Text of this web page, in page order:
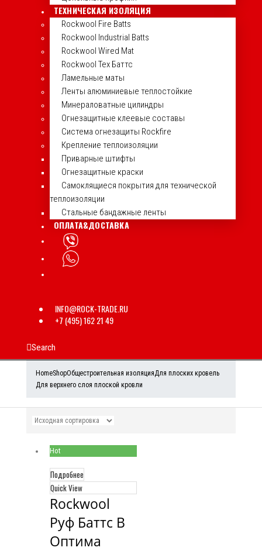
ТЕХНИЧЕСКАЯ ИЗОЛЯЦИЯ
Rockwool Fire Batts
Rockwool Industrial Batts
Rockwool Wired Mat
Rockwool Тех Баттс
Ламельные маты
Ленты алюминиевые теплостойкие
Минераловатные цилиндры
Огнезащитные клеевые составы
Система огнезащиты Rockfire
Крепление теплоизоляции
Приварные штифты
Огнезащитные краски
Самоклящиеся покрытия для технической
теплоизоляции
Стальные бандажные ленты
ОПЛАТА&ДОСТАВКА
INFO@ROCK-TRADE.RU
+7 (495) 162 21 49
Search
HomeShopОбщестроительная изоляцияДля плоских кровель
Для верхнего слоя плоской кровли
Hot
Подробнее
Quick View
Rockwool
Руф Баттс В
Оптима